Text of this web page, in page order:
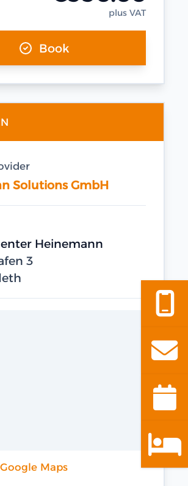
plus VAT
Book
Solutions GmbH
Heinemann
3
Maps